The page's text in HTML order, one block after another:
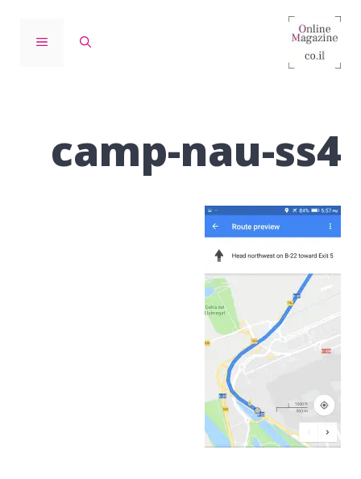
לדלג
לתוכן
תפריט
camp-nau-ss4